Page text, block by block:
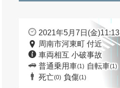
2021年5月7日(金)11:13
周南市河東町 付近
車両相互 小破事故
普通乗用車(1) 自転車(1)
死亡(0) 負傷(1)